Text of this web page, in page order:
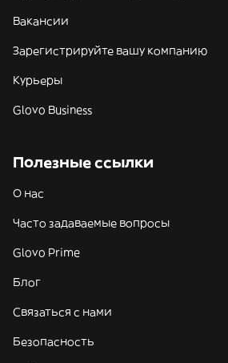
Вакансии
Зарегистрируйте вашу компанию
Курьеры
Glovo Business
Полезные ссылки
О нас
Часто задаваемые вопросы
Glovo Prime
Блог
Связаться с нами
Безопасность